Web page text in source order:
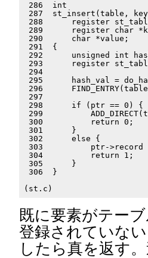
286  int
287  st_insert(table,
288      register
289      register char
290      char *value;
291  {
292      unsigned int
293      register
294
295      hash_val =
296
297
298      if (ptr == 0) {
299
300          return 0;
301      }
302      else {
303          ptr->record
304          return 1;
305      }
306  }
既に要素がテー
登録されていな
したら真を返す